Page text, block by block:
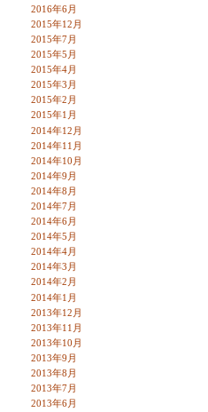
2016年6月
2015年12月
2015年7月
2015年5月
2015年4月
2015年3月
2015年2月
2015年1月
2014年12月
2014年11月
2014年10月
2014年9月
2014年8月
2014年7月
2014年6月
2014年5月
2014年4月
2014年3月
2014年2月
2014年1月
2013年12月
2013年11月
2013年10月
2013年9月
2013年8月
2013年7月
2013年6月